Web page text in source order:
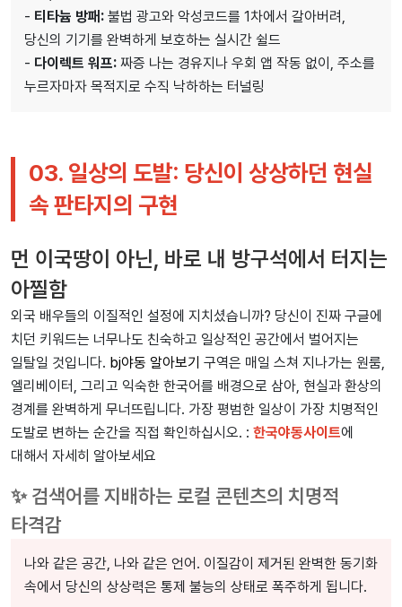
- 티타늄 방패: 불법 광고와 악성코드를 1차에서 갈아버려,
당신의 기기를 완벽하게 보호하는 실시간 쉴드
- 다이렉트 워프: 짜증 나는 경유지나 우회 앱 작동 없이, 주소를
누르자마자 목적지로 수직 낙하하는 터널링
03. 일상의 도발: 당신이 상상하던 현실
속 판타지의 구현
먼 이국땅이 아닌, 바로 내 방구석에서 터지는
아찔함
외국 배우들의 이질적인 설정에 지치셨습니까? 당신이 진짜 구글에
치던 키워드는 너무나도 친숙하고 일상적인 공간에서 벌어지는
일탈일 것입니다. bj야동 알아보기 구역은 매일 스쳐 지나가는 원룸,
엘리베이터, 그리고 익숙한 한국어를 배경으로 삼아, 현실과 환상의
경계를 완벽하게 무너뜨립니다. 가장 평범한 일상이 가장 치명적인
도발로 변하는 순간을 직접 확인하십시오. : 한국야동사이트에
대해서 자세히 알아보세요
✨ 검색어를 지배하는 로컬 콘텐츠의 치명적
타격감
나와 같은 공간, 나와 같은 언어. 이질감이 제거된 완벽한 동기화
속에서 당신의 상상력은 통제 불능의 상태로 폭주하게 됩니다.